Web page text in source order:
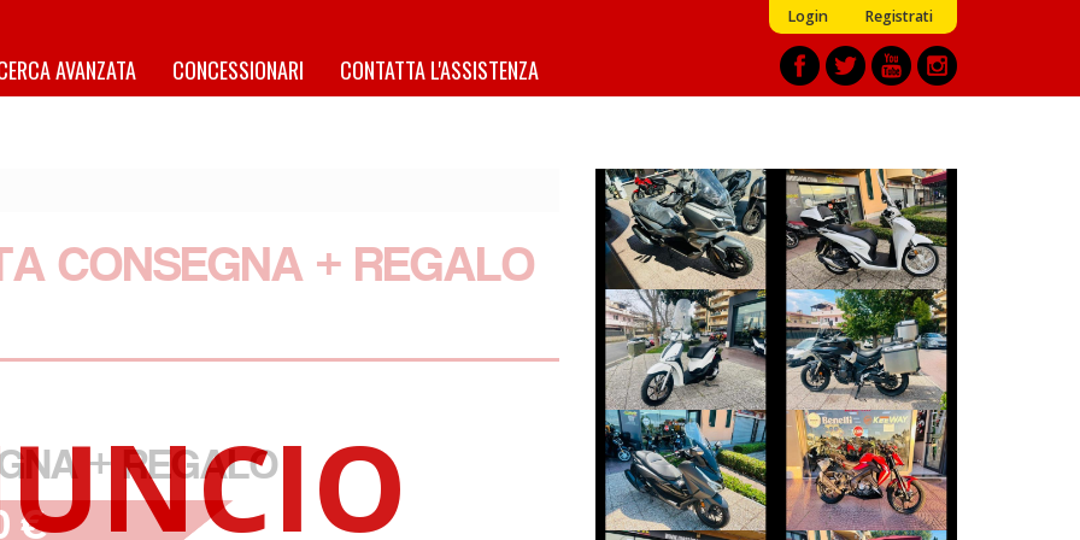
Login Registrati
AVANZATA CONCESSIONARI CONTATTA L'ASSISTENZA
CONSEGNA + REGALO
+ REGALO
€
SYM ADX-300
€ 4.690 €
HONDA SH
€ 3.390 €
PIAGGIO LIBERTY
€ 2.350 €
VOGE VALICO
€ 3.450 €
HONDA FORZA-
350
€ 4.790 €
KEEWAY RKF
€ 2.800 €